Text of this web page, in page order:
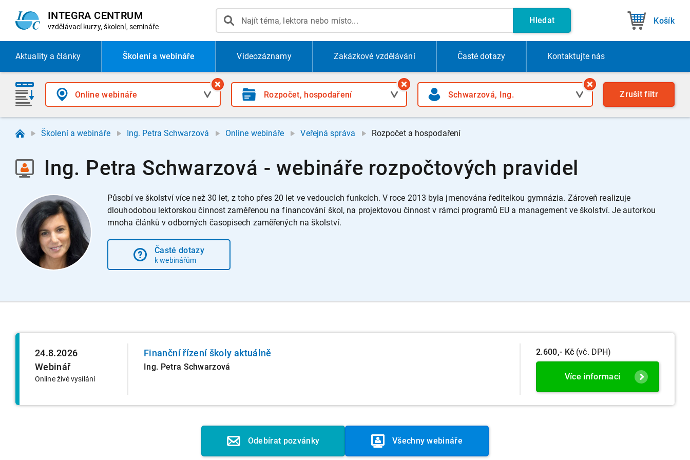
INTEGRA CENTRUM
vzdělávací kurzy, školení, semináře
Hledat Košík
Aktualitya články Školení a webináře Videozáznamy Zakázkové vzdělávání Časté dotazy Kontaktujte nás
Zrušit filtr
Školení a webináře Ing. Petra Schwarzová Online webináře Veřejná správa Rozpočet a hospodaření
Ing. Petra Schwarzová - webináře rozpočtových pravidel
Působí ve školství více než 30 let, z toho přes 20 let ve vedoucích funkcích. V roce 2013 byla jmenována ředitelkou gymnázia. Zároveň realizuje
dlouhodobou lektorskou činnost zaměřenou na financování škol, na projektovou činnost v rámci programů EU a management ve školství. Je autorkou
mnoha článků v odborných časopisech zaměřených na školství.
Časté dotazy
k webinářům
24.8.2026
Webinář
Online živé vysílání
Finanční řízení školy aktuálně
Ing. Petra Schwarzová
2.600,- Kč (vč. DPH)
Více informací
Odebírat pozvánky Všechny webináře